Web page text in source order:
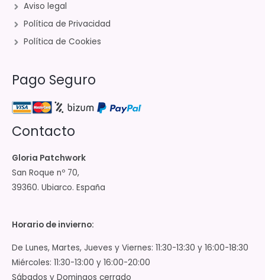
Aviso legal
Política de Privacidad
Política de Cookies
Pago Seguro
Contacto
Gloria Patchwork
San Roque nº 70,
39360. Ubiarco. España
Horario de invierno:
De Lunes, Martes, Jueves y Viernes: 11:30-13:30 y 16:00-18:30
Miércoles: 11:30-13:00 y 16:00-20:00
Sábados y Domingos cerrado